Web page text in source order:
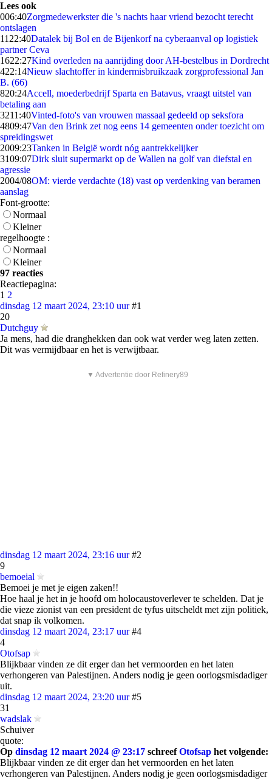
Lees ook
006:40Zorgmedewerkster die 's nachts haar vriend bezocht terecht
ontslagen
11 22:40Datalek bij Bol en de Bijenkorf na cyberaanval op logistiek
partner Ceva
1622:27Kind overleden na aanrijding door AH-bestelbus in Dordrecht
422:14Nieuw slachtoffer in kindermisbruikzaak zorgprofessional Jan
B. (66)
820:24Accell, moederbedrijf Sparta en Batavus, vraagt uitstel van
betaling aan
3211:40Vinted-foto's van vrouwen massaal gedeeld op seksfora
4809:47Van den Brink zet nog eens 14 gemeenten onder toezicht om
spreidingswet
2009:23Tanken in België wordt nóg aantrekkelijker
3109:07Dirk sluit supermarkt op de Wallen na golf van diefstal en
agressie
2004/08OM: vierde verdachte (18) vast op verdenking van beramen
aanslag
Font-grootte:
Normaal
Kleiner
regelhoogte :
Normaal
Kleiner
97 reacties
Reactiepagina:
1 2
dinsdag 12 maart 2024, 23:10 uur #1
20
Dutchguy
Ja mens, had die dranghekken dan ook wat verder weg laten zetten.
Dit was vermijdbaar en het is verwijtbaar.
▼ Advertentie door Refinery89
dinsdag 12 maart 2024, 23:16 uur #2
9
bemoeial
Bemoei je met je eigen zaken!!
Hoe haal je het in je hoofd om holocaustoverlever te schelden. Dat je
die vieze zionist van een president de tyfus uitscheldt met zijn politiek,
dat snap ik volkomen.
dinsdag 12 maart 2024, 23:17 uur #4
4
Otofsap
Blijkbaar vinden ze dit erger dan het vermoorden en het laten
verhongeren van Palestijnen. Anders nodig je geen oorlogsmisdadiger
uit.
dinsdag 12 maart 2024, 23:20 uur #5
31
wadslak
Schuiver
quote:
Op dinsdag 12 maart 2024 @ 23:17 schreefOtofsap het volgende:
Blijkbaar vinden ze dit erger dan het vermoorden en het laten
verhongeren van Palestijnen. Anders nodig je geen oorlogsmisdadiger